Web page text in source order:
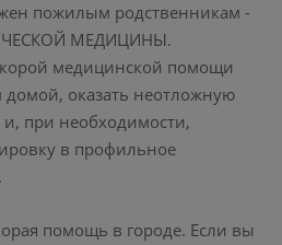
пожилым родственникам -
МЕДИЦИНЫ.
медицинской помощи
домой, оказать неотложную
при необходимости,
в профильное
помощь в городе. Если вы